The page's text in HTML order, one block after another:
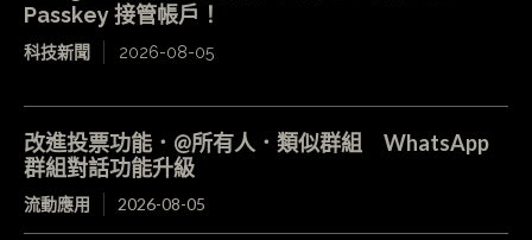
Passkey 接管帳戶！
科技新聞 2026-08-05
改進投票功能．@所有人．類似群組 WhatsApp
群組對話功能升級
流動應用 2026-08-05